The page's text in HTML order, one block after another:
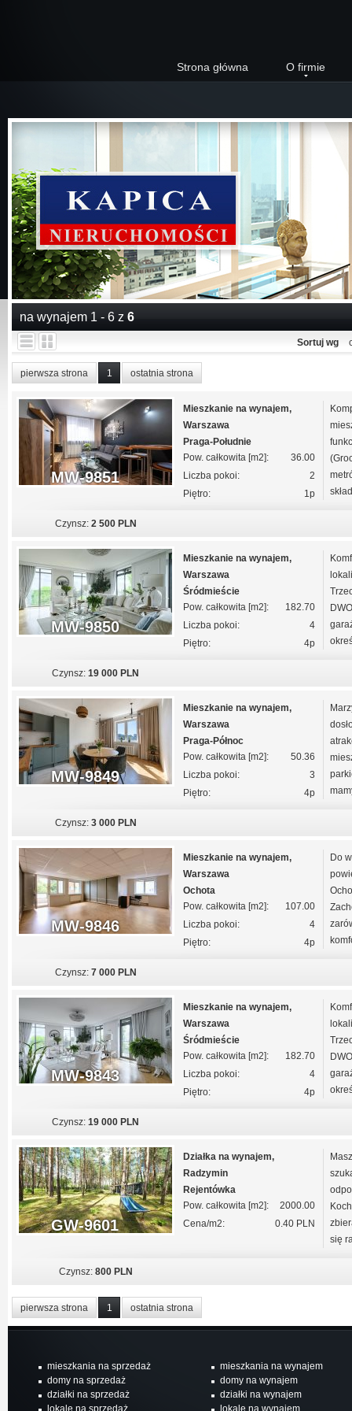
Strona główna O firmie
na wynajem 1 - 6 z 6
Sortuj wg
pierwsza strona 1 ostatnia strona
MW-9851
Mieszkanie na wynajem,
Warszawa
Praga-Południe
Pow. całkowita [m2]:
36.00
Liczba pokoi:
2
Piętro:
1p
Czynsz: 2 500 PLN
MW-9850
Mieszkanie na wynajem,
Warszawa
Śródmieście
Pow. całkowita [m2]:
182.70
Liczba pokoi:
4
Piętro:
4p
Czynsz: 19 000 PLN
MW-9849
Mieszkanie na wynajem,
Warszawa
Praga-Północ
Pow. całkowita [m2]:
50.36
Liczba pokoi:
3
Piętro:
4p
Czynsz: 3 000 PLN
MW-9846
Mieszkanie na wynajem,
Warszawa
Ochota
Pow. całkowita [m2]:
107.00
Liczba pokoi:
4
Piętro:
4p
Do
Czynsz: 7 000 PLN
MW-9843
Mieszkanie na wynajem,
Warszawa
Śródmieście
Pow. całkowita [m2]:
182.70
Liczba pokoi:
4
Piętro:
4p
Czynsz: 19 000 PLN
GW-9601
Działka na wynajem,
Radzymin
Rejentówka
Pow. całkowita [m2]:
2000.00
Cena/m2:
0.40 PLN
się
Czynsz: 800 PLN
pierwsza strona 1 ostatnia strona
mieszkania na sprzedaż
domy na sprzedaż
działki na sprzedaż
lokale na sprzedaż
mieszkania na wynajem
domy na wynajem
działki na wynajem
lokale na wynajem